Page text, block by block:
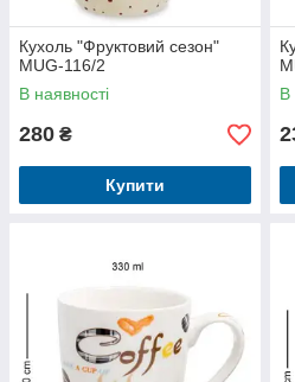
Кухоль "Фруктовий сезон"
MUG-116/2
В наявності
280 ₴
Купити
В